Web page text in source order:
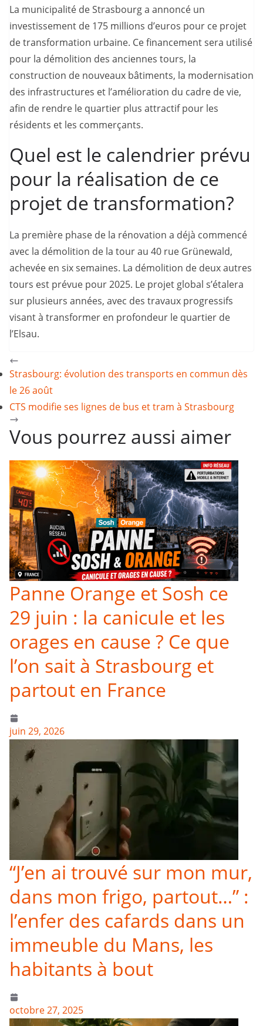
La municipalité de Strasbourg a annoncé un
investissement de 175 millions d’euros pour ce projet
de transformation urbaine. Ce financement sera utilisé
pour la démolition des anciennes tours, la
construction de nouveaux bâtiments, la modernisation
des infrastructures et l’amélioration du cadre de vie,
afin de rendre le quartier plus attractif pour les
résidents et les commerçants.
Quel est le calendrier prévu
pour la réalisation de ce
projet de transformation?
La première phase de la rénovation a déjà commencé
avec la démolition de la tour au 40 rue Grünewald,
achevée en six semaines. La démolition de deux autres
tours est prévue pour 2025. Le projet global s’étalera
sur plusieurs années, avec des travaux progressifs
visant à transformer en profondeur le quartier de
l’Elsau.
Strasbourg: évolution des transports en commun dès
le 26 août
CTS modifie ses lignes de bus et tram à Strasbourg
Vous pourrez aussi aimer
Panne Orange et Sosh ce
29 juin : la canicule et les
orages en cause ? Ce que
l’on sait à Strasbourg et
partout en France
juin 29, 2026
“J’en ai trouvé sur mon mur,
dans mon frigo, partout…” :
l’enfer des cafards dans un
immeuble du Mans, les
habitants à bout
octobre 27, 2025